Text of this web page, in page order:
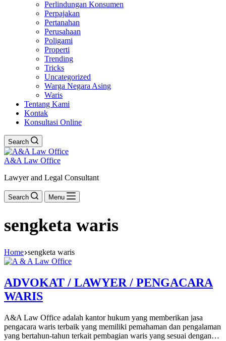
Perlindungan Konsumen
Perpajakan
Pertanahan
Perusahaan
Poligami
Properti
Trending
Tricks
Uncategorized
Warga Negara Asing
Waris
Tentang Kami
Kontak
Konsultasi Online
Search
A&A Law Office
Lawyer and Legal Consultant
Search Menu
sengketa waris
Home sengketa waris
ADVOKAT / LAWYER / PENGACARA
WARIS
A&A Law Office adalah kantor hukum yang memberikan jasa
pengacara waris terbaik yang memiliki pemahaman dan pengalaman
yang bertahun-tahun terkait pembagian waris yang sesuai dengan…